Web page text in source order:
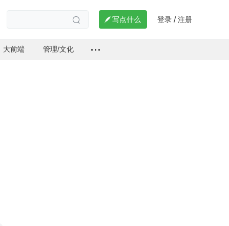
  写点什么 登录 / 注册
大前端 管理/文化